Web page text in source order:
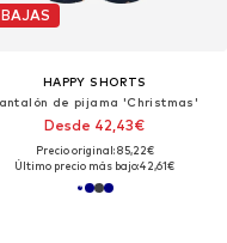
HAPPY SHORTS
de pijama 'Christmas'
Desde 42,43€
Precio original: 85,22€
Último precio más bajo:42,61€